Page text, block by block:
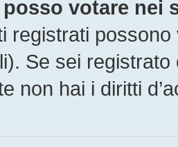
votare nei
registrati
Se sei
non hai i diritti